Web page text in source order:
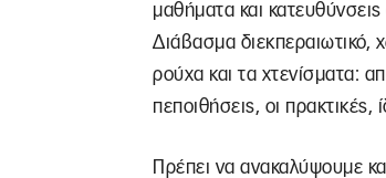
μαθήματα και
Διάβασμα
ρούχα και τα χτενίσματα:
πεποιθήσεις, οι
Πρέπει να ανακαλύψουμε